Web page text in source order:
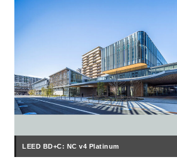
LEED BD+C: NC v4 Platinum